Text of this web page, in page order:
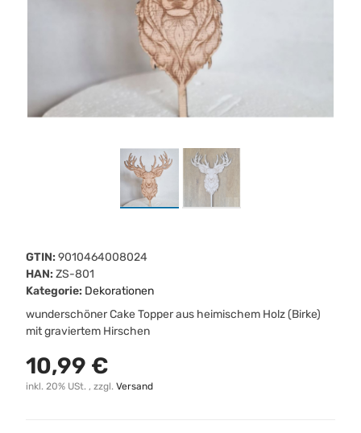
GTIN: 9010464008024
HAN: ZS-801
Kategorie: Dekorationen
wunderschöner Cake Topper aus heimischem Holz (Birke)
mit graviertem Hirschen
10,99 €
inkl. 20% USt. , zzgl. Versand